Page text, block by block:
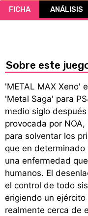
FICHA ANÁLISIS
Sobre este
'METAL MAX Xeno'
'Metal Saga' para
medio siglo
provocada por
para solventar los
que en
una enfermedad
humanos. El
el control de todo
erigiendo un
realmente cerca de